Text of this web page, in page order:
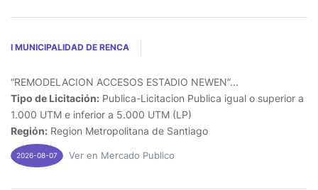
I MUNICIPALIDAD DE RENCA
“REMODELACION ACCESOS ESTADIO NEWEN”...
Tipo de Licitación: Publica-Licitacion Publica igual o superior a
1.000 UTM e inferior a 5.000 UTM (LP)
Región: Region Metropolitana de Santiago
2026-08-07 Ver en Mercado Publico